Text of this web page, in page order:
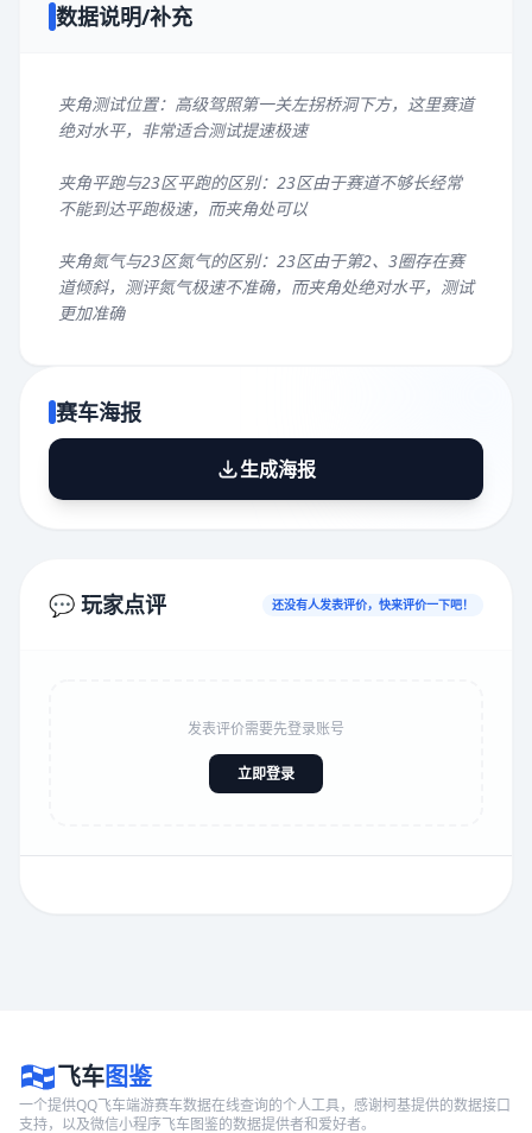
数据说明/补充
夹角测试位置：高级驾照第一关左拐桥洞下方，这里赛道
绝对水平，非常适合测试提速极速
夹角平跑与23区平跑的区别：23区由于赛道不够长经常
不能到达平跑极速，而夹角处可以
夹角氮气与23区氮气的区别：23区由于第2、3圈存在赛
道倾斜，测评氮气极速不准确，而夹角处绝对水平，测试
更加准确
赛车海报
生成海报
💬 玩家点评 还没有人发表评价，快来评价一下吧！
发表评价需要先登录账号
立即登录
飞车图鉴
一个提供QQ飞车端游赛车数据在线查询的个人工具，感谢柯基提供的数据接口
支持，以及微信小程序飞车图鉴的数据提供者和爱好者。